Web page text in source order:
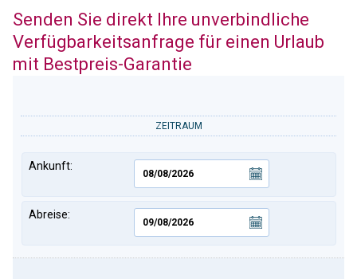
Senden Sie direkt Ihre unverbindliche
Verfügbarkeitsanfrage für einen Urlaub
mit Bestpreis-Garantie
ZEITRAUM
Ankunft:
Abreise: